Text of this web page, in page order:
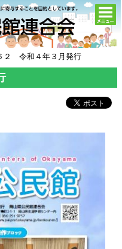
２ 令和４年３月発行